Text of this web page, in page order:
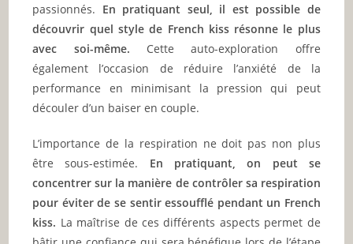
passionnés. En pratiquant seul, il est possible de
découvrir quel style de French kiss résonne le plus
avec soi-même. Cette auto-exploration offre
également l’occasion de réduire l’anxiété de la
performance en minimisant la pression qui peut
découler d’un baiser en couple.
L’importance de la respiration ne doit pas non plus
être sous-estimée. En pratiquant, on peut se
concentrer sur la manière de contrôler sa respiration
pour éviter de se sentir essoufflé pendant un French
kiss. La maîtrise de ces différents aspects permet de